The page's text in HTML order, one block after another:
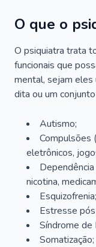
O que o
O psiquiatra trata
funcionais que
mental, sejam eles
dita ou um
Autismo;
Compulsões
eletrônicos,
nicotina,
Esquizofrenia;
Estresse
Síndrome de
Somatização;